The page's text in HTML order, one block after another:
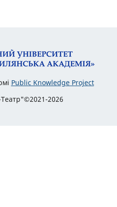
Public Knowledge Project
2026